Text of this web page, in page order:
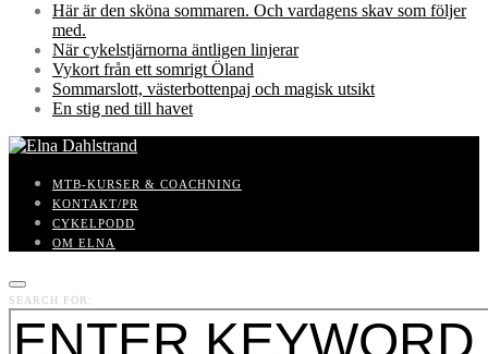
Här är den sköna sommaren. Och vardagens skav som följer
med.
När cykelstjärnorna äntligen linjerar
Vykort från ett somrigt Öland
Sommarslott, västerbottenpaj och magisk utsikt
En stig ned till havet
MTB-KURSER & COACHNING
KONTAKT/PR
CYKELPODD
OM ELNA
SEARCH FOR: